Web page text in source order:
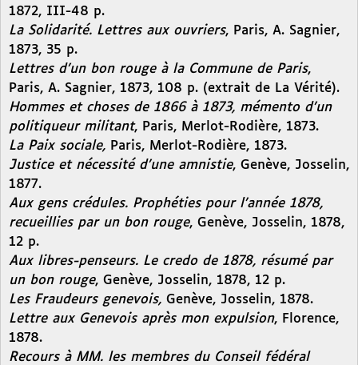
1872, III-48 p.
La Solidarité. Lettres aux ouvriers, Paris, A. Sagnier,
1873, 35 p.
Lettres d’un bon rouge à la Commune de Paris,
Paris, A. Sagnier, 1873, 108 p. (extrait de La Vérité).
Hommes et choses de 1866 à 1873, mémento d’un
politiqueur militant, Paris, Merlot-Rodière, 1873.
La Paix sociale, Paris, Merlot-Rodière, 1873.
Justice et nécessité d’une amnistie, Genève, Josselin,
1877.
Aux gens crédules. Prophéties pour l’année 1878,
recueillies par un bon rouge, Genève, Josselin, 1878,
12 p.
Aux libres-penseurs. Le credo de 1878, résumé par
un bon rouge, Genève, Josselin, 1878, 12 p.
Les Fraudeurs genevois, Genève, Josselin, 1878.
Lettre aux Genevois après mon expulsion, Florence,
1878.
Recours à MM. les membres du Conseil fédéral